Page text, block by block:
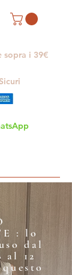
sopra i 39€
: lo
dal
al 12